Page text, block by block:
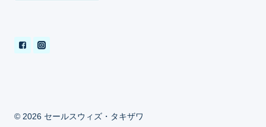
© 2026 セールスウィズ・タキザワ